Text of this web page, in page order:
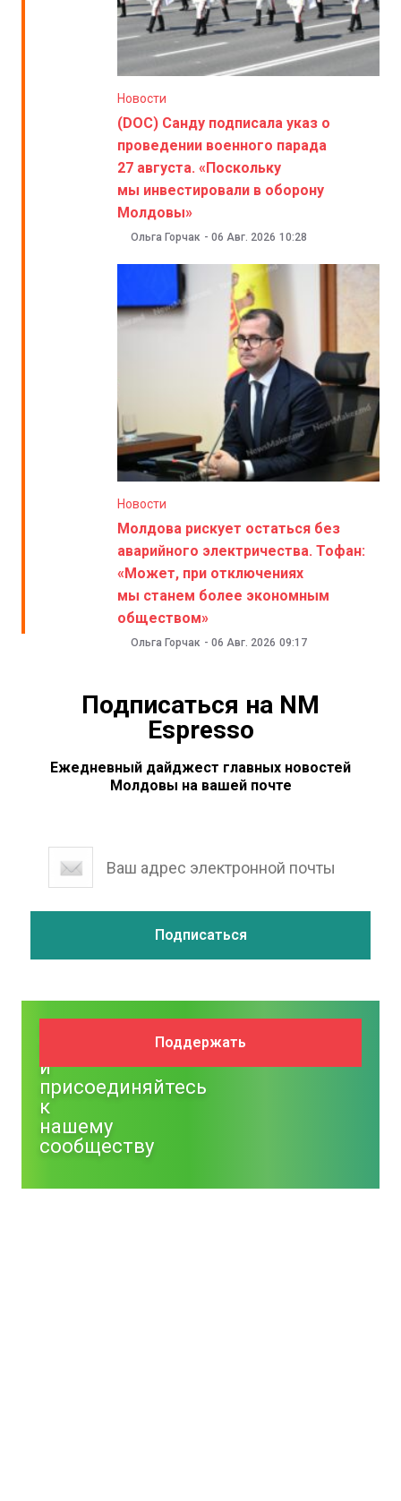
Новости
(DOC) Санду подписала указ о
проведении военного парада
27 августа. «Поскольку
мы инвестировали в оборону
Молдовы»
Ольга Горчак - 06 Авг. 2026 10:28
Новости
Молдова рискует остаться без
аварийного электричества. Тофан:
«Может, при отключениях
мы станем более экономным
обществом»
Ольга Горчак - 06 Авг. 2026 09:17
Подписаться на NM
Espresso
Ежедневный дайджест главных новостей
Молдовы на вашей почте
и
присоединяйтесь
к
нашему
сообществу
Поддержать